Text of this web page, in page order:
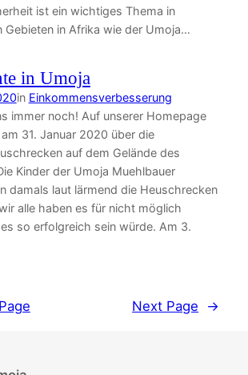
ist ein wichtiges Thema in
Gebieten in Afrika wie der Umoja…
in Umoja
in Einkommensverbesserung
immer noch! Auf unserer Homepage
31. Januar 2020 über die
auf dem Gelände des
Kinder der Umoja Muehlbauer
damals laut lärmend die Heuschrecken
alle haben es für nicht möglich
so erfolgreich sein würde. Am 3.
Next Page →